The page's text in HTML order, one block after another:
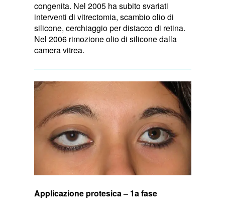
congenita. Nel 2005 ha subito svariati
interventi di vitrectomia, scambio olio di
silicone, cerchiaggio per distacco di retina.
Nel 2006 rimozione olio di silicone dalla
camera vitrea.
Applicazione protesica – 1a fase